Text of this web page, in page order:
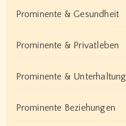
Prominente & Gesundheit
Prominente & Privatleben
Prominente & Unterhaltung
Prominente Beziehungen